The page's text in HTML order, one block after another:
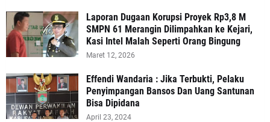
‎Laporan Dugaan Korupsi Proyek Rp3,8 M
SMPN 61 Merangin Dilimpahkan ke Kejari,
Kasi Intel Malah Seperti Orang Bingung
Maret 12, 2026
Effendi Wandaria : Jika Terbukti, Pelaku
Penyimpangan Bansos Dan Uang Santunan
Bisa Dipidana
April 23, 2024